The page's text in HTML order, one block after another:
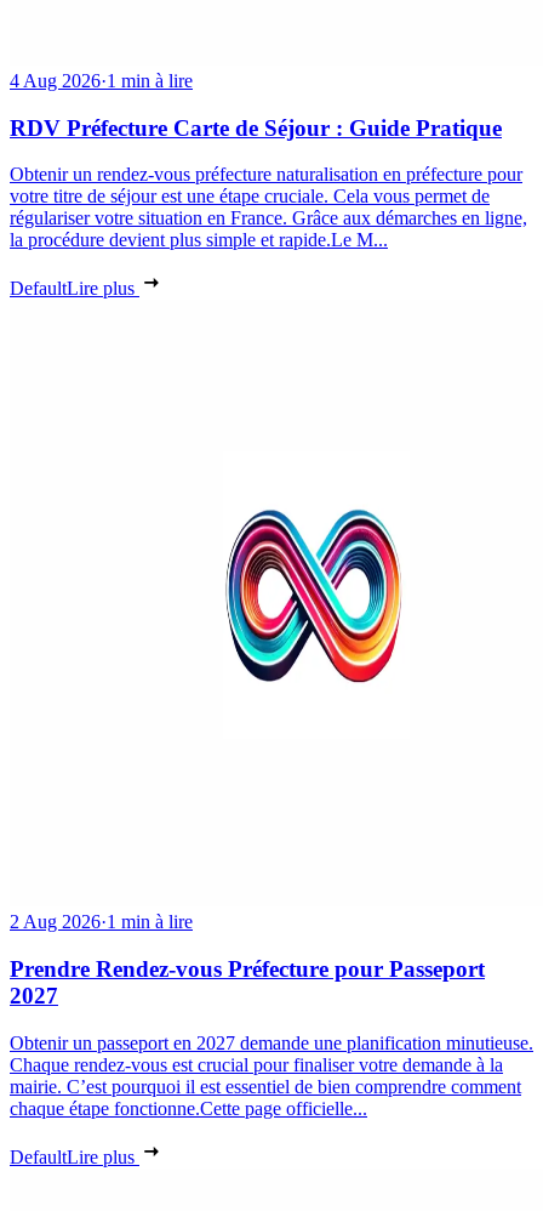
4 Aug 2026·1 min à lire
RDV Préfecture Carte de Séjour : Guide Pratique
Obtenir un rendez-vous préfecture naturalisation en préfecture pour
votre titre de séjour est une étape cruciale. Cela vous permet de
régulariser votre situation en France. Grâce aux démarches en ligne,
la procédure devient plus simple et rapide.Le M...
DefaultLire plus
2 Aug 2026·1 min à lire
Prendre Rendez-vous Préfecture pour Passeport
2027
Obtenir un passeport en 2027 demande une planification minutieuse.
Chaque rendez-vous est crucial pour finaliser votre demande à la
mairie. C’est pourquoi il est essentiel de bien comprendre comment
chaque étape fonctionne.Cette page officielle...
DefaultLire plus